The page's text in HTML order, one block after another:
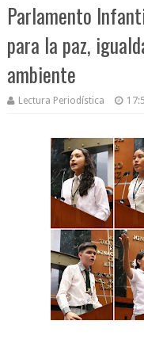
Parlamento
para la paz,
ambiente
Lectura Periodística